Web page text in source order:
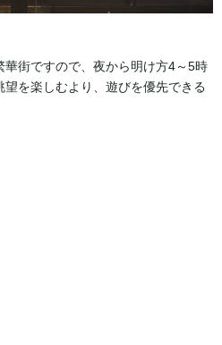
華街ですので、夜から明け方4～5時
望を楽しむより、遊びを優先できる